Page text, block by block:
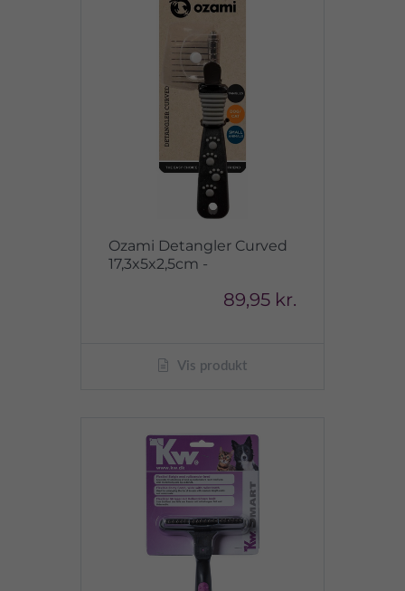
Ozami Detangler Curved
17,3x5x2,5cm -
89,95 kr.
Vis produkt